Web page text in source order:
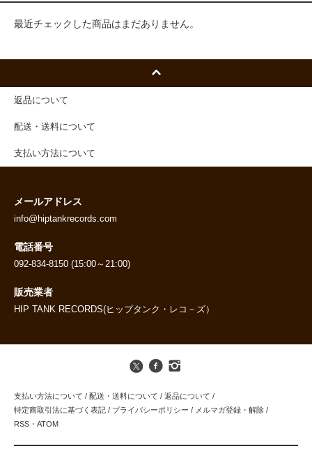
最近チェックした商品はまだありません。
返品について
配送・送料について
支払い方法について
メールアドレス
info@hiptankrecords.com
電話番号
092-834-8150 (15:00～21:00)
販売業者
HIP TANK RECORDS(ヒップタンク・レコ－ズ）
支払い方法について / 配送・送料について / 返品について /
特定商取引法に基づく表記 / プライバシーポリシー / メルマガ登録・解除 /
RSS ・ ATOM